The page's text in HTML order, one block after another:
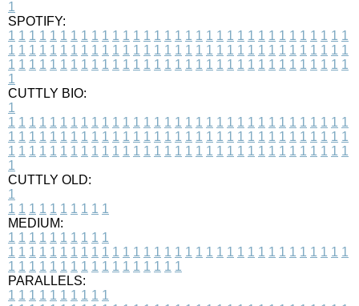
1
SPOTIFY:
1 1 1 1 1 1 1 1 1 1 1 1 1 1 1 1 1 1 1 1 1 1 1 1 1 1 1 1 1 1 1 1 1
1 1 1 1 1 1 1 1 1 1 1 1 1 1 1 1 1 1 1 1 1 1 1 1 1 1 1 1 1 1 1 1 1
1 1 1 1 1 1 1 1 1 1 1 1 1 1 1 1 1 1 1 1 1 1 1 1 1 1 1 1 1 1 1 1 1
1
CUTTLY BIO:
1
1 1 1 1 1 1 1 1 1 1 1 1 1 1 1 1 1 1 1 1 1 1 1 1 1 1 1 1 1 1 1 1 1
1 1 1 1 1 1 1 1 1 1 1 1 1 1 1 1 1 1 1 1 1 1 1 1 1 1 1 1 1 1 1 1 1
1 1 1 1 1 1 1 1 1 1 1 1 1 1 1 1 1 1 1 1 1 1 1 1 1 1 1 1 1 1 1 1 1
1
CUTTLY OLD:
1
1 1 1 1 1 1 1 1 1 1
MEDIUM:
1 1 1 1 1 1 1 1 1 1
1 1 1 1 1 1 1 1 1 1 1 1 1 1 1 1 1 1 1 1 1 1 1 1 1 1 1 1 1 1 1 1 1
1 1 1 1 1 1 1 1 1 1 1 1 1 1 1 1 1
PARALLELS:
1 1 1 1 1 1 1 1 1 1